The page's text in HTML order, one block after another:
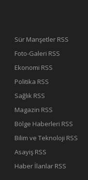
Sür Manşetler RSS
Foto-Galeri RSS
Ekonomi RSS
Politika RSS
Sağlık RSS
Magazin RSS
Bölge Haberleri RSS
Bilim ve Teknoloji RSS
Asayiş RSS
Haber İlanlar RSS